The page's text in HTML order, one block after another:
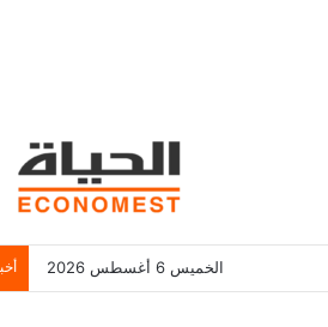
الخميس 6 أغسطس 2026